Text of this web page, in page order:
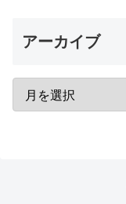
アーカイブ